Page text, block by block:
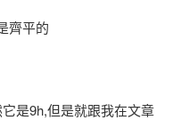
齊平的
是9h,但是就跟我在文章